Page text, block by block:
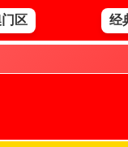
区 经